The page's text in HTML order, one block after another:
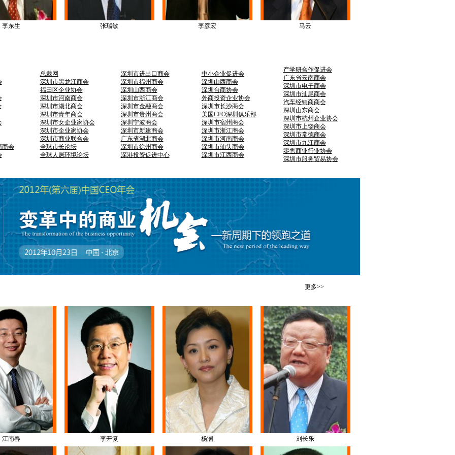
李东生 张瑞敏 李彦宏 马云
商会
总裁网
深圳市黑龙江商会
福田区企业协会
深圳市河南商会
深圳市湖北商会
深圳市青年商会
深圳市女企业家协会
深圳市企业家协会
深圳市商业联合会
全球市长论坛
全球人居环境论坛
深圳市进出口商会
深圳市福州商会
深圳山西商会
深圳市浙江商会
深圳市金融商会
深圳市贵州商会
深圳宁波商会
深圳市新建商会
广东省湖北商会
深圳市徐州商会
深港投资促进中心
中小企业促进会
深圳山西商会
深圳台商协会
外商投资企业协会
深圳市长沙商会
美国CEO深圳俱乐部
深圳市宿州商会
深圳市浙江商会
深圳市河南商会
深圳市汕头商会
深圳市江西商会
产学研合作促进会
广东省云南商会
深圳市电子商会
深圳市汕尾商会
汽车经销商商会
深圳山东商会
深圳市杭州企业协会
深圳市上饶商会
深圳市常德商会
深圳市九江商会
零售商业行业协会
深圳市服务贸易协会
更多>>
江南春 李开复 杨澜 刘长乐